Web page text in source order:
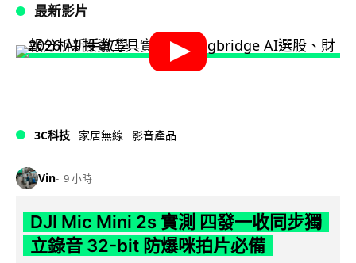
最新影片
3C科技 家居無線 影音產品
Vin 9 小時
DJI Mic Mini 2s 實測 四發一收同步獨
立錄音 32-bit 防爆咪拍片必備